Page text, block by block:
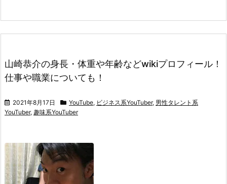
山崎恭介の身長・体重や年齢などwikiプロフィール！
仕事や職業についても！
2021年8月17日 YouTube, ビジネス系YouTuber, 男性タレント系
YouTuber, 趣味系YouTuber